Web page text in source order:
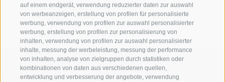
auf einem endgerät, verwendung reduzierter daten zur auswahl
von werbeanzeigen, erstellung von profilen für personalisierte
werbung, verwendung von profilen zur auswahl personalisierter
werbung, erstellung von profilen zur personalisierung von
inhalten, verwendung von profilen zur auswahl personalisierter
inhalte, messung der werbeleistung, messung der performance
von inhalten, analyse von zielgruppen durch statistiken oder
kombinationen von daten aus verschiedenen quellen,
entwicklung und verbesserung der angebote, verwendung